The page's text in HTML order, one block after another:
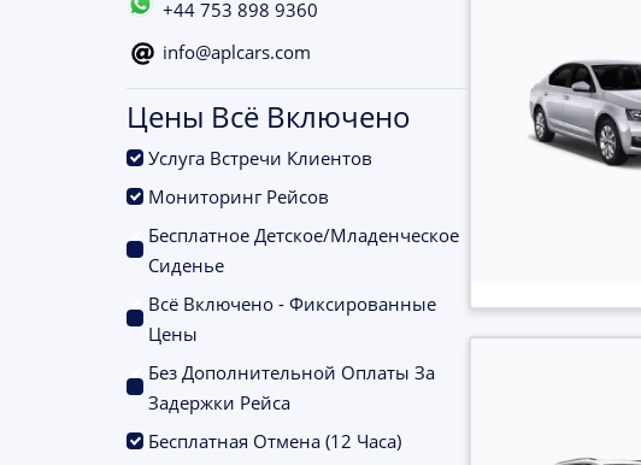
+44 753 898 9360
info@aplcars.com
Цены Всё Включено
Услуга Встречи Клиентов
Мониторинг Рейсов
Бесплатное Детское/Младенческое
Сиденье
Всё Включено - Фиксированные
Цены
Без Дополнительной Оплаты За
Задержки Рейса
Бесплатная Отмена (12 Часа)